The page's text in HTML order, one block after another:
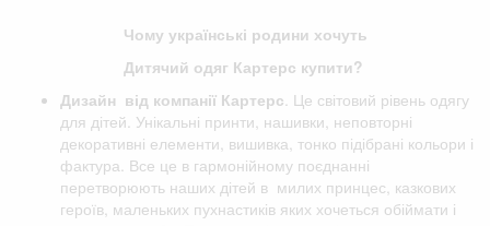
Чому українські родини хочуть
Дитячий одяг Картерс купити?
Дизайн від компанії Картерс . Це світовий рівень одягу
для дітей. Унікальні принти, нашивки, неповторні
декоративні елементи, вишивка, тонко підібрані кольори і
фактура. Все це в гармонійному поєднанні
перетворюють наших дітей в милих принцес, казкових
героїв, маленьких пухнастиків яких хочеться обіймати і